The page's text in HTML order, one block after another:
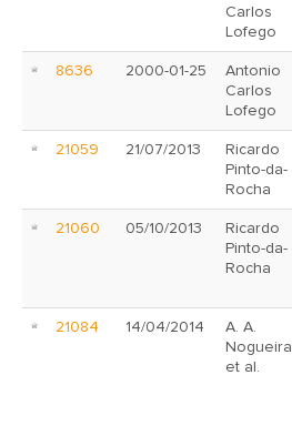
Carlos
Lofego
8636 2000-01-25
Antonio
Carlos
Lofego
21059 21/07/2013
Ricardo
Pinto-da-
Rocha
21060 05/10/2013
Ricardo
Pinto-da-
Rocha
21084 14/04/2014
A. A.
Nogueira
et al.